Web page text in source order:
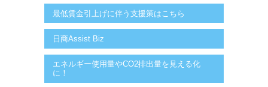
最低賃金引上げに伴う支援策はこちら
日商Assist Biz
エネルギー使用量やCO2排出量を見える化
に！